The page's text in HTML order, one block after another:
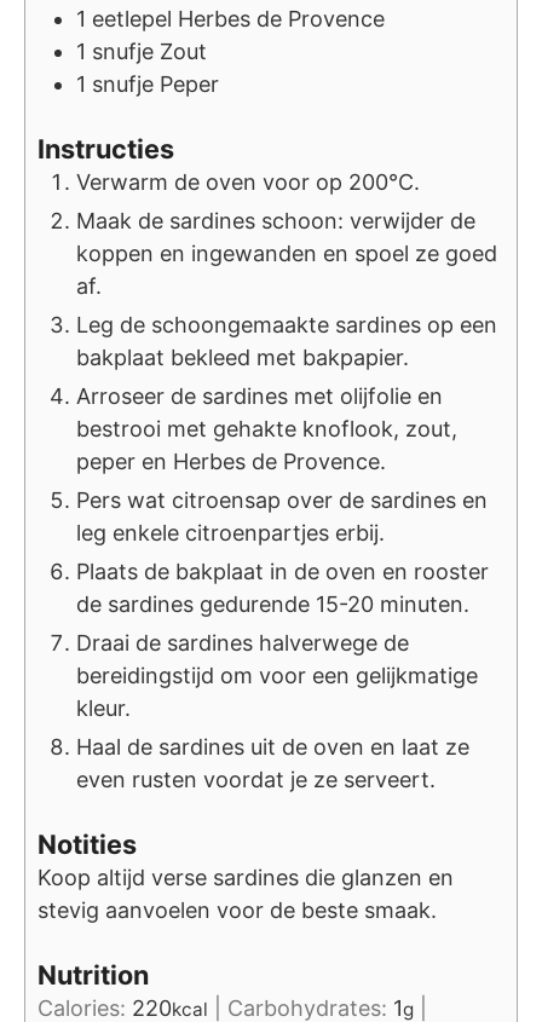
1 eetlepel Herbes de Provence
1 snufje Zout
1 snufje Peper
Instructies
Verwarm de oven voor op 200°C.
Maak de sardines schoon: verwijder de
koppen en ingewanden en spoel ze goed
af.
Leg de schoongemaakte sardines op een
bakplaat bekleed met bakpapier.
Arroseer de sardines met olijfolie en
bestrooi met gehakte knoflook, zout,
peper en Herbes de Provence.
Pers wat citroensap over de sardines en
leg enkele citroenpartjes erbij.
Plaats de bakplaat in de oven en rooster
de sardines gedurende 15-20 minuten.
Draai de sardines halverwege de
bereidingstijd om voor een gelijkmatige
kleur.
Haal de sardines uit de oven en laat ze
even rusten voordat je ze serveert.
Notities
Koop altijd verse sardines die glanzen en
stevig aanvoelen voor de beste smaak.
Nutrition
Calories: 220kcal Carbohydrates: 1g